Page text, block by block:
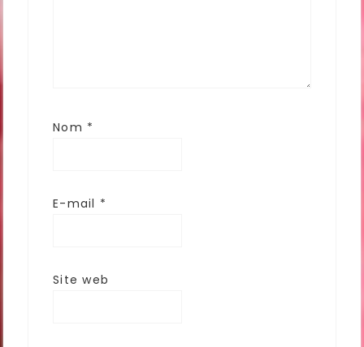
Nom *
E-mail *
Site web